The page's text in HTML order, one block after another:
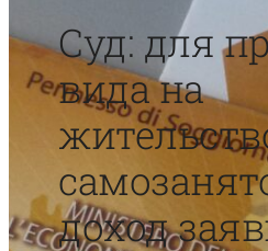
Суд: для
вида на
доход